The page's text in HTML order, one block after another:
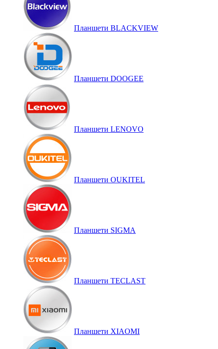
Планшети BLACKVIEW
Планшети DOOGEE
Планшети LENOVO
Планшети OUKITEL
Планшети SIGMA
Планшети TECLAST
Планшети XIAOMI